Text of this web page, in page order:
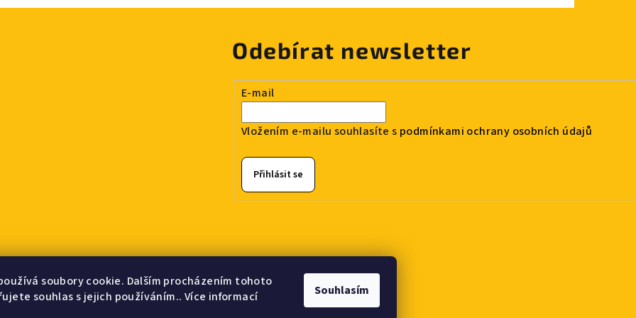
soubory cookie. Dalším procházením tohoto
souhlas s jejich používáním.. Více informací
Souhlasím
Odebírat newsletter
E-mail
Vložením e-mailu souhlasíte s podmínkami ochrany osobních údajů
Přihlásit se